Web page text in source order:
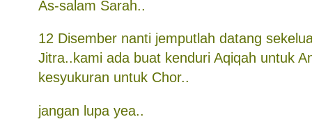
As-salam Sarah..
12 Disember nanti jemputlah datang
Jitra..kami ada buat kenduri Aqiqah untuk
kesyukuran untuk Chor..
jangan lupa yea..